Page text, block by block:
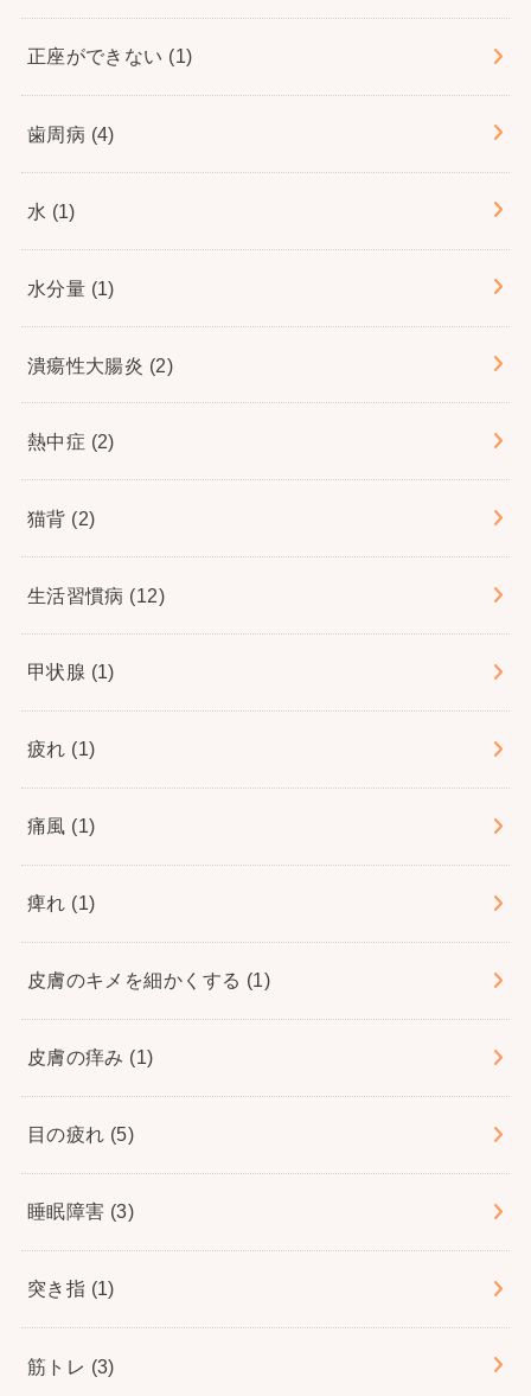
正座ができない (1)
歯周病 (4)
水 (1)
水分量 (1)
潰瘍性大腸炎 (2)
熱中症 (2)
猫背 (2)
生活習慣病 (12)
甲状腺 (1)
疲れ (1)
痛風 (1)
痺れ (1)
皮膚のキメを細かくする (1)
皮膚の痒み (1)
目の疲れ (5)
睡眠障害 (3)
突き指 (1)
筋トレ (3)